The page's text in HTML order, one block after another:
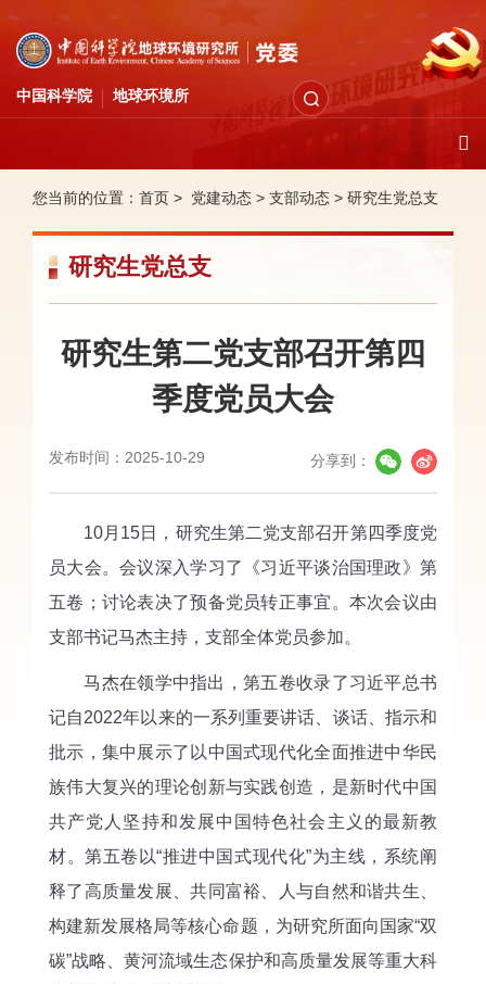
中国科学院 地球环境所
您当前的位置： 首页 > 党建动态 > 支部动态 > 研究生党总支
研究生党总支
研究生第二党支部召开第四
季度党员大会
发布时间：2025-10-29 分享到：
10月15日，研究生第二党支部召开第四季度党
员大会。会议深入学习了《习近平谈治国理政》第
五卷；讨论表决了预备党员转正事宜。本次会议由
支部书记马杰主持，支部全体党员参加。
马杰在领学中指出，第五卷收录了习近平总书
记自2022年以来的一系列重要讲话、谈话、指示和
批示，集中展示了以中国式现代化全面推进中华民
族伟大复兴的理论创新与实践创造，是新时代中国
共产党人坚持和发展中国特色社会主义的最新教
材。第五卷以“推进中国式现代化”为主线，系统阐
释了高质量发展、共同富裕、人与自然和谐共生、
构建新发展格局等核心命题，为研究所面向国家“双
碳”战略、黄河流域生态保护和高质量发展等重大科